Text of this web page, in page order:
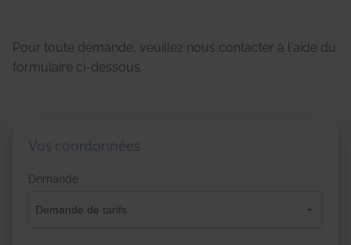
Pour toute demande, veuillez nous contacter à l'aide du
formulaire ci-dessous.
Vos coordonnées
Demande